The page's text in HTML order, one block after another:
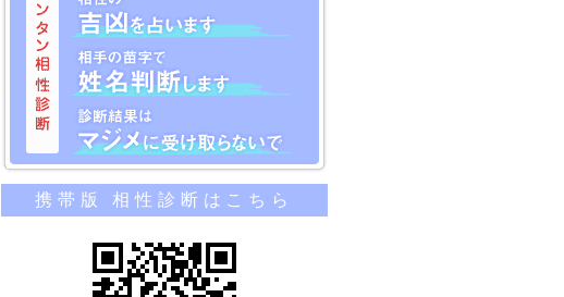
名前だけのカンタン相性診断
意外に当たってるかも
二人の名前を姓名判断します
相性の吉凶を占います
相手の苗字で姓名判断します
携帯版 相性診断はこちら